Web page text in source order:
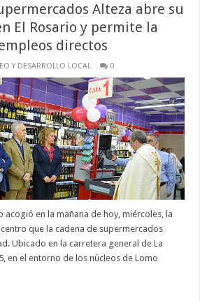
Alteza abre su
El Rosario y permite la
directos
Y DESARROLLO LOCAL 0
acogió en la mañana de hoy, miércoles, la
que la cadena de supermercados
Ubicado en la carretera general de La
en el entorno de los núcleos de Lomo